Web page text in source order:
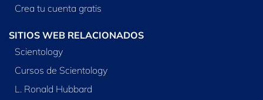
Crea tu cuenta gratis
SITIOS WEB RELACIONADOS
Scientology
Cursos de Scientology
L. Ronald Hubbard